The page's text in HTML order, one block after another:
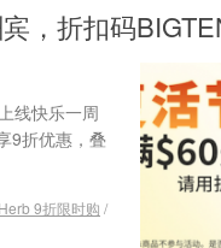
，折扣码
线快乐一周
9折优惠，叠
9折限时购 /